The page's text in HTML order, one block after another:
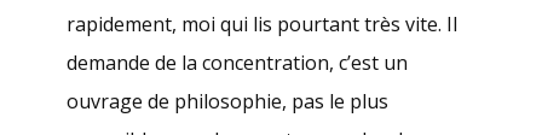
rapidement, moi qui lis pourtant très vite. Il
demande de la concentration, c’est un
ouvrage de philosophie, pas le plus